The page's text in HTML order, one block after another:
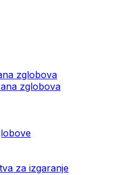
zglobova
zglobova
za izgaranje